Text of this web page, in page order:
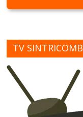
TV SINTRICOMB